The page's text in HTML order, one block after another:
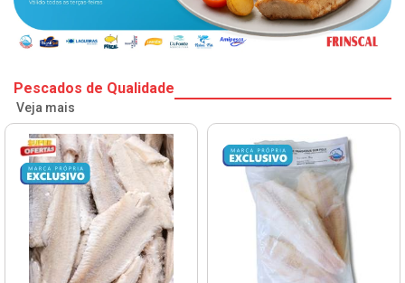
Pescados de Qualidade
Veja mais